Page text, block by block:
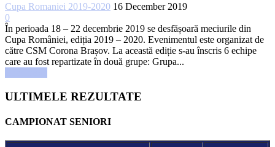
Cupa Romaniei 2019-2020 16 December 2019
0
În perioada 18 – 22 decembrie 2019 se desfășoară meciurile din
Cupa României, ediția 2019 – 2020. Evenimentul este organizat de
către CSM Corona Brașov. La această ediție s-au înscris 6 echipe
care au fost repartizate în două grupe: Grupa...
ULTIMELE REZULTATE
CAMPIONAT SENIORI